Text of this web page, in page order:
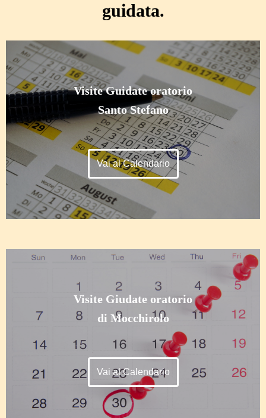
guidata.
Visite Guidate oratorio
Santo Stefano
Vai al Calendario
Visite Giudate oratorio
di Mocchirolo
Vai al Calendario